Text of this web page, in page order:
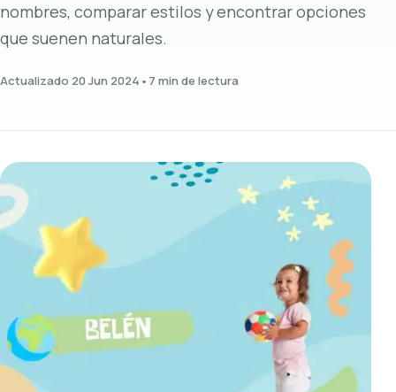
nombres, comparar estilos y encontrar opciones
que suenen naturales.
Actualizado 20 Jun 2024 • 7 min de lectura